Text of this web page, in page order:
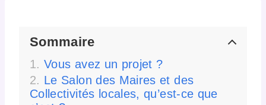
Sommaire
Vous avez un projet ?
Le Salon des Maires et des
Collectivités locales, qu’est-ce que